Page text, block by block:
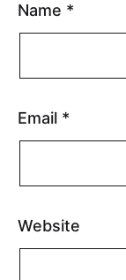
Name *
Email *
Website